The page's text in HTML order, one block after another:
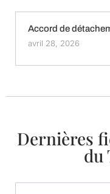
Accord de
avril 28, 2026
Dernières
du